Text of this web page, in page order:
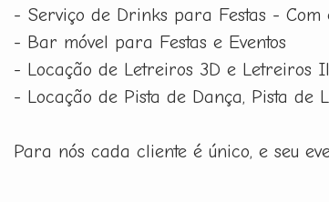
- Serviço de Drinks para Festas - Com
- Bar móvel para Festas e Eventos
- Locação de Letreiros 3D e Letreiros
- Locação de Pista de Dança, Pista de
Para nós cada cliente é único, e seu